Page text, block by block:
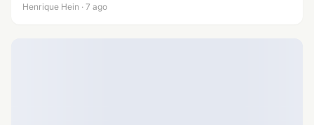
Henrique Hein · 7 ago